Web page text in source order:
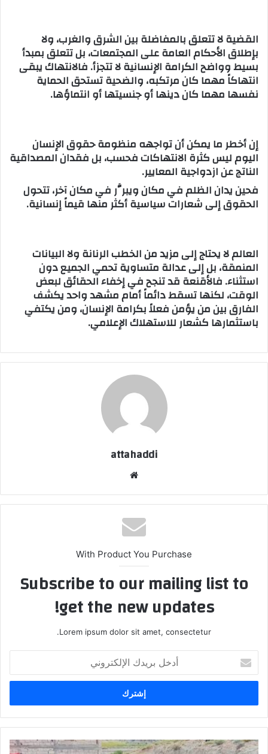
القضية لا تتعلق بالمفاضلة بين الشرق والغرب، ولا
بإطلاق الأحكام العامة على المجتمعات، بل تتعلق بمبدأ
بسيط وواضح الكرامة الإنسانية لا تتجزأ. فالانتهاك يبقى
انتهاكاً مهما كان مرتكبه، والضحية تستحق الحماية
نفسها مهما كان دينها أو جنسيتها أو انتماؤها.
إن أخطر ما يمكن أن تواجهه منظومة حقوق الإنسان
اليوم ليس كثرة الانتهاكات فحسب، بل فقدان المصداقية
الناتج عن ازدواجية المعايير.
فحين يدان الظلم في مكان ويبرَّر في مكان آخر، تتحول
الحقوق إلى شعارات سياسية أكثر منها قيماً إنسانية.
العالم لا يحتاج إلى مزيد من الخطب الرنانة ولا البيانات
المنمقة، بل إلى عدالة متساوية تحمي الجميع دون
استثناء. فالأقنعة قد تنجح في إخفاء الحقائق لبعض
الوقت، لكنها تسقط دائماً أمام مشهد واحد يكشف
الفارق بين من يؤمن فعلاً بكرامة الإنسان، ومن يكتفي
باستثمارها كشعار للاستهلاك الإعلامي.
attahaddi
الوي
ب
With Product You Purchase
Subscribe to our mailing list to
get the new updates!
Lorem ipsum dolor sit amet, consectetur.
خ
ب
ر
د